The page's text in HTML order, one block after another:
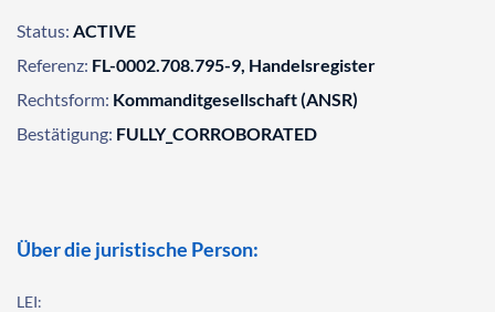
Status: ACTIVE
Referenz: FL-0002.708.795-9, Handelsregister
Rechtsform: Kommanditgesellschaft (ANSR)
Bestätigung: FULLY_CORROBORATED
Über die juristische Person:
LEI: